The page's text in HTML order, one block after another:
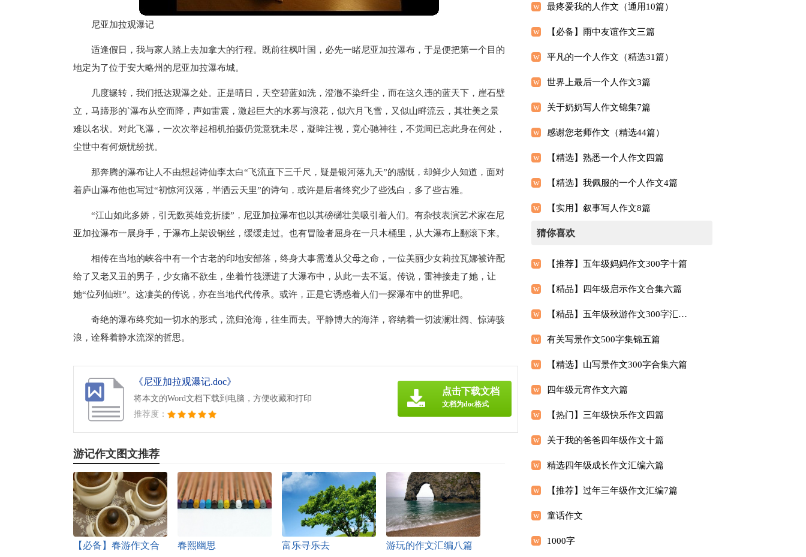
尼亚加拉观瀑记
适逢假日，我与家人踏上去加拿大的行程。既前往枫叶国，必先一睹尼亚加拉瀑布，于是便把第一个目的
地定为了位于安大略州的尼亚加拉瀑布城。
几度辗转，我们抵达观瀑之处。正是晴日，天空碧蓝如洗，澄澈不染纤尘，而在这久违的蓝天下，崖石壁
立，马蹄形的`瀑布从空而降，声如雷震，激起巨大的水雾与浪花，似六月飞雪，又似山畔流云，其壮美之景
难以名状。对此飞瀑，一次次举起相机拍摄仍觉意犹未尽，凝眸注视，竟心驰神往，不觉间已忘此身在何处，
尘世中有何烦忧纷扰。
那奔腾的瀑布让人不由想起诗仙李太白“飞流直下三千尺，疑是银河落九天”的感慨，却鲜少人知道，面对
着庐山瀑布他也写过“初惊河汉落，半洒云天里”的诗句，或许是后者终究少了些浅白，多了些古雅。
“江山如此多娇，引无数英雄竞折腰”，尼亚加拉瀑布也以其磅礴壮美吸引着人们。有杂技表演艺术家在尼
亚加拉瀑布一展身手，于瀑布上架设钢丝，缓缓走过。也有冒险者屈身在一只木桶里，从大瀑布上翻滚下来。
相传在当地的峡谷中有一个古老的印地安部落，终身大事需遵从父母之命，一位美丽少女莉拉瓦娜被许配
给了又老又丑的男子，少女痛不欲生，坐着竹筏漂进了大瀑布中，从此一去不返。传说，雷神接走了她，让
她“位列仙班”。这凄美的传说，亦在当地代代传承。或许，正是它诱惑着人们一探瀑布中的世界吧。
奇绝的瀑布终究如一切水的形式，流归沧海，往生而去。平静博大的海洋，容纳着一切波澜壮阔、惊涛骇
浪，诠释着静水流深的哲思。
《尼亚加拉观瀑记.doc》
将本文的Word文档下载到电脑，方便收藏和打印
推荐度：
点击下载文档
文档为doc格式
游记作文图文推荐
【必备】春游作文合 春熙幽思 富乐寻乐去 游玩的作文汇编八篇
最疼爱我的人作文（通用10篇）
【必备】雨中友谊作文三篇
平凡的一个人作文（精选31篇）
世界上最后一个人作文3篇
关于奶奶写人作文锦集7篇
感谢您老师作文（精选44篇）
【精选】熟悉一个人作文四篇
【精选】我佩服的一个人作文4篇
【实用】叙事写人作文8篇
猜你喜欢
【推荐】五年级妈妈作文300字十篇
【精品】四年级启示作文合集六篇
【精品】五年级秋游作文300字汇总5篇
有关写景作文500字集锦五篇
【精选】山写景作文300字合集六篇
四年级元宵作文六篇
【热门】三年级快乐作文四篇
关于我的爸爸四年级作文十篇
精选四年级成长作文汇编六篇
【推荐】过年三年级作文汇编7篇
童话作文
1000字